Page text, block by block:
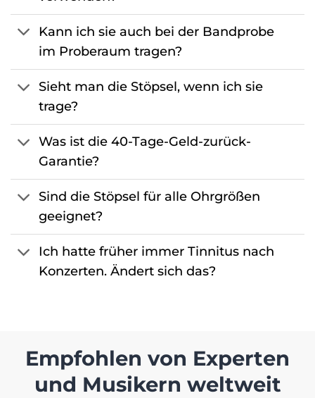
Kann ich sie auch bei der Bandprobe
im Proberaum tragen?
Sieht man die Stöpsel, wenn ich sie
trage?
Was ist die 40-Tage-Geld-zurück-
Garantie?
Sind die Stöpsel für alle Ohrgrößen
geeignet?
Ich hatte früher immer Tinnitus nach
Konzerten. Ändert sich das?
Empfohlen von Experten
und Musikern weltweit